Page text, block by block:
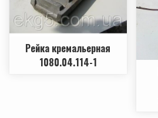
Рейка кремальерная
1080.04.114-1